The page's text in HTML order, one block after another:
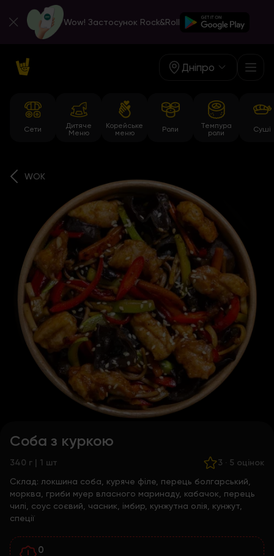
Wow! Застосунок Rock&Roll
Дніпро
Сети
Дитяче
Меню
Корейське
меню
Роли
Темпура
роли
Суші
WOK
Соба з куркою
340 г | 1 шт 3 · 5 оцінок
Склад: локшина соба, куряче філе, перець болгарський,
морква, гриби муер власного маринаду, кабачок, перець
чилі, соус соєвий, часник, імбир, кунжутна олія, кунжут,
спеції
0